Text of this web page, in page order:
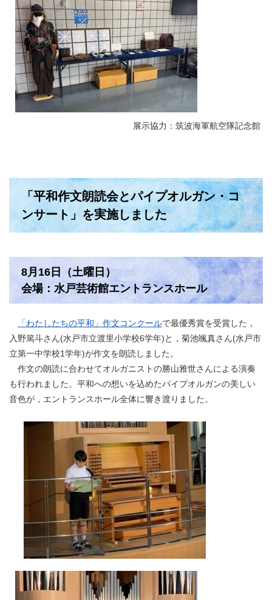
展示協力：筑波海軍航空隊記念館
「平和作文朗読会とパイプオルガン・コ
ンサート」を実施しました
8月16日（土曜日）
会場：水戸芸術館エントランスホール
「わたしたちの平和」作文コンクールで最優秀賞を受賞した，
入野篤斗さん(水戸市立渡里小学校6学年)と，菊池颯真さん(水戸市
立第一中学校1学年)が作文を朗読しました。
作文の朗読に合わせてオルガニストの勝山雅世さんによる演奏
も行われました。平和への想いを込めたパイプオルガンの美しい
音色が，エントランスホール全体に響き渡りました。